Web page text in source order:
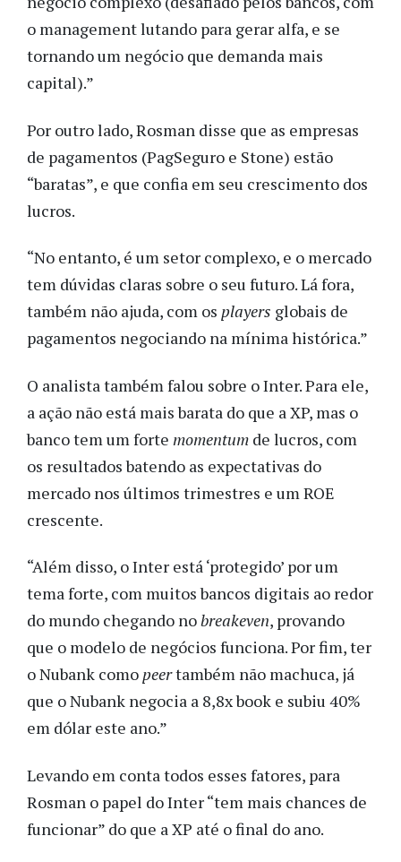
o management lutando para gerar alfa, e se
tornando um negócio que demanda mais
capital).”
Por outro lado, Rosman disse que as empresas
de pagamentos (PagSeguro e Stone) estão
“baratas”, e que confia em seu crescimento dos
lucros.
“No entanto, é um setor complexo, e o mercado
tem dúvidas claras sobre o seu futuro. Lá fora,
também não ajuda, com os players globais de
pagamentos negociando na mínima histórica.”
O analista também falou sobre o Inter. Para ele,
a ação não está mais barata do que a XP, mas o
banco tem um forte momentum de lucros, com
os resultados batendo as expectativas do
mercado nos últimos trimestres e um ROE
crescente.
“Além disso, o Inter está ‘protegido’ por um
tema forte, com muitos bancos digitais ao redor
do mundo chegando nobreakeven, provando
que o modelo de negócios funciona. Por fim, ter
o Nubank como peertambém não machuca, já
que o Nubank negocia a 8,8x book e subiu 40%
em dólar este ano.”
Levando em conta todos esses fatores, para
Rosman o papel do Inter “tem mais chances de
funcionar” do que a XP até o final do ano.